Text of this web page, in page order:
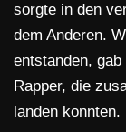
sorgte in den
dem Anderen.
entstanden,
Rapper, die
landen konnten.